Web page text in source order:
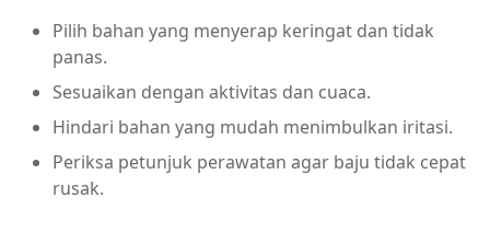
Pilih bahan yang menyerap keringat dan tidak
panas.
Sesuaikan dengan aktivitas dan cuaca.
Hindari bahan yang mudah menimbulkan iritasi.
Periksa petunjuk perawatan agar baju tidak cepat
rusak.